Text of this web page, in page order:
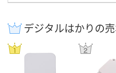
デジタルはかりの